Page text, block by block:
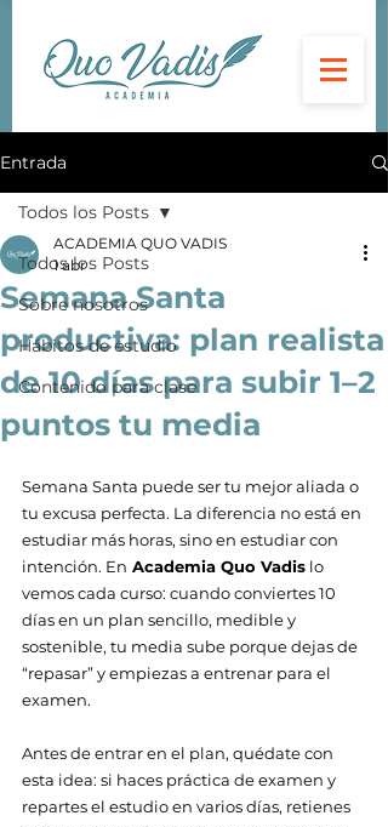
Entrada
Todos los Posts
Sobre nosotros
Hábitos de estudio
Contenido para clase
Todos los Posts
Semana Santa
productiva: plan realista
de 10 días para subir 1–2
puntos tu media
ACADEMIA QUO VADIS
1 abr
Semana Santa puede ser tu mejor aliada o
tu excusa perfecta. La diferencia no está en
estudiar más horas, sino en estudiar con
intención. En Academia Quo Vadis lo
vemos cada curso: cuando conviertes 10
días en un plan sencillo, medible y
sostenible, tu media sube porque dejas de
“repasar” y empiezas a entrenar para el
examen.
Antes de entrar en el plan, quédate con
esta idea: si haces práctica de examen y
repartes el estudio en varios días, retienes